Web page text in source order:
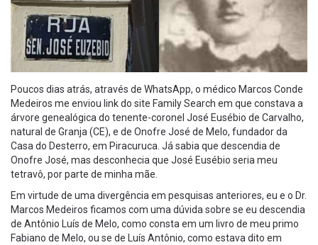
Poucos dias atrás, através de WhatsApp, o médico Marcos Conde
Medeiros me enviou link do site Family Search em que constava a
árvore genealógica do tenente-coronel José Eusébio de Carvalho,
natural de Granja (CE), e de Onofre José de Melo, fundador da
Casa do Desterro, em Piracuruca. Já sabia que descendia de
Onofre José, mas desconhecia que José Eusébio seria meu
tetravô, por parte de minha mãe.
Em virtude de uma divergência em pesquisas anteriores, eu e o Dr.
Marcos Medeiros ficamos com uma dúvida sobre se eu descendia
de Antônio Luís de Melo, como consta em um livro de meu primo
Fabiano de Melo, ou se de Luís Antônio, como estava dito em